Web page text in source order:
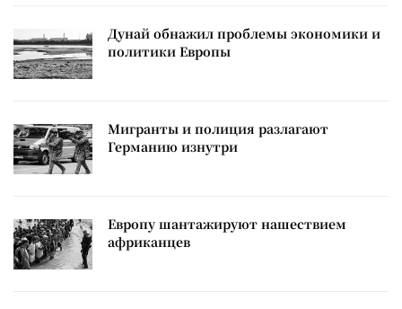
Дунай обнажил проблемы экономики и
политики Европы
Мигранты и полиция разлагают
Германию изнутри
Европу шантажируют нашествием
африканцев